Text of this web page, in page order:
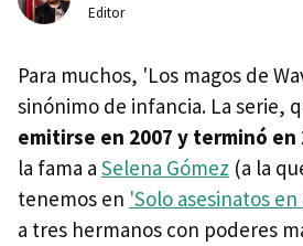
Editor
Para muchos, 'Los magos de
sinónimo de infancia. La serie,
emitirse en 2007 y terminó en
la fama a Selena Gómez (a la
tenemos en 'Solo asesinatos
a tres hermanos con poderes